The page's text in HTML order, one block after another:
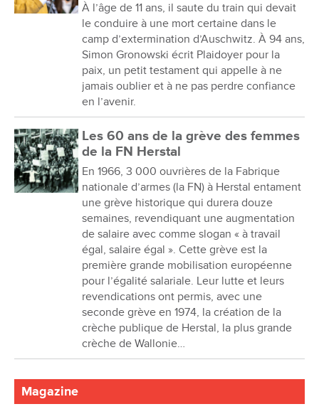
À l’âge de 11 ans, il saute du train qui devait
le conduire à une mort certaine dans le
camp d’extermination d’Auschwitz. À 94 ans,
Simon Gronowski écrit Plaidoyer pour la
paix, un petit testament qui appelle à ne
jamais oublier et à ne pas perdre confiance
en l’avenir.
Les 60 ans de la grève des femmes
de la FN Herstal
En 1966, 3 000 ouvrières de la Fabrique
nationale d’armes (la FN) à Herstal entament
une grève historique qui durera douze
semaines, revendiquant une augmentation
de salaire avec comme slogan « à travail
égal, salaire égal ». Cette grève est la
première grande mobilisation européenne
pour l’égalité salariale. Leur lutte et leurs
revendications ont permis, avec une
seconde grève en 1974, la création de la
crèche publique de Herstal, la plus grande
crèche de Wallonie…
Magazine